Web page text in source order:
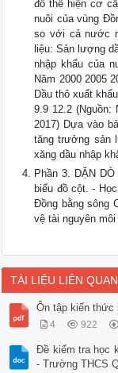
đồ thể hiện cơ
nuôi của vùng
so với cả nước
liệu: Sản lượng
nhập khẩu của
Năm 2000 2005
Dầu thô xuất
9.9 12.2 (Nguồn:
2017) Dựa vào
tăng trưởng sản
xăng dầu nhập
Phần 3. DẶN
biểu đồ cột. -
Đồng bằng sông
vệ tài nguyên
TÀI LIỆU LIÊN QUAN
Ôn tập kiến thức
4 922
Đề kiểm tra học
- Trường THCS